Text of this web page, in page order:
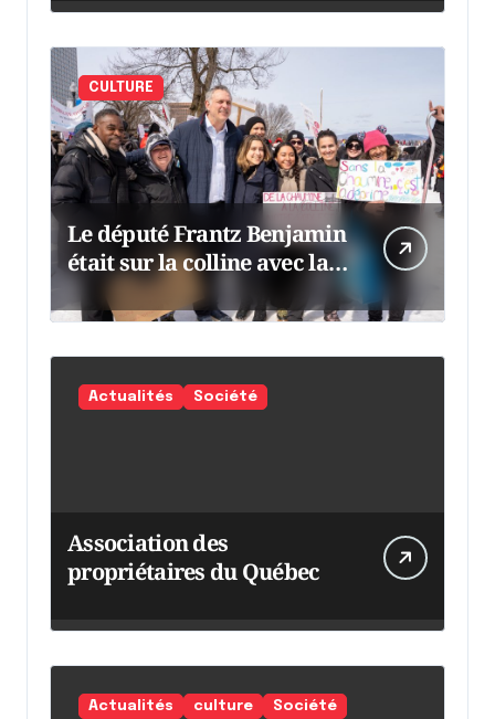
CULTURE
Le député Frantz Benjamin
était sur la colline avec la
chaumine
Actualités Société
Association des
propriétaires du Québec
Actualités culture Société